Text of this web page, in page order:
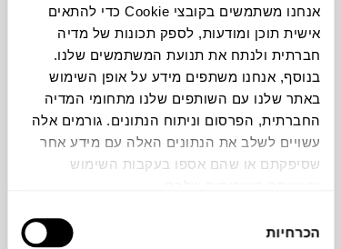
אנחנו משתמשים בקובצי Cookie כדי להתאים
אישית תוכן ומודעות, לספק תכונות של מדיה
חברתית ולנתח את תנועת המשתמשים שלנו.
בנוסף, אנחנו משתפים מידע על אופן השימוש
באתר שלנו עם השותפים שלנו מתחומי המדיה
החברתית, הפרסום וניתוח הנתונים. גורמים אלה
עשויים לשלב את הנתונים האלה עם מידע אחר
שסיפקתם או שהם אספו בעקבות השימוש
הסכמה
הכרחיות
STRIBBO